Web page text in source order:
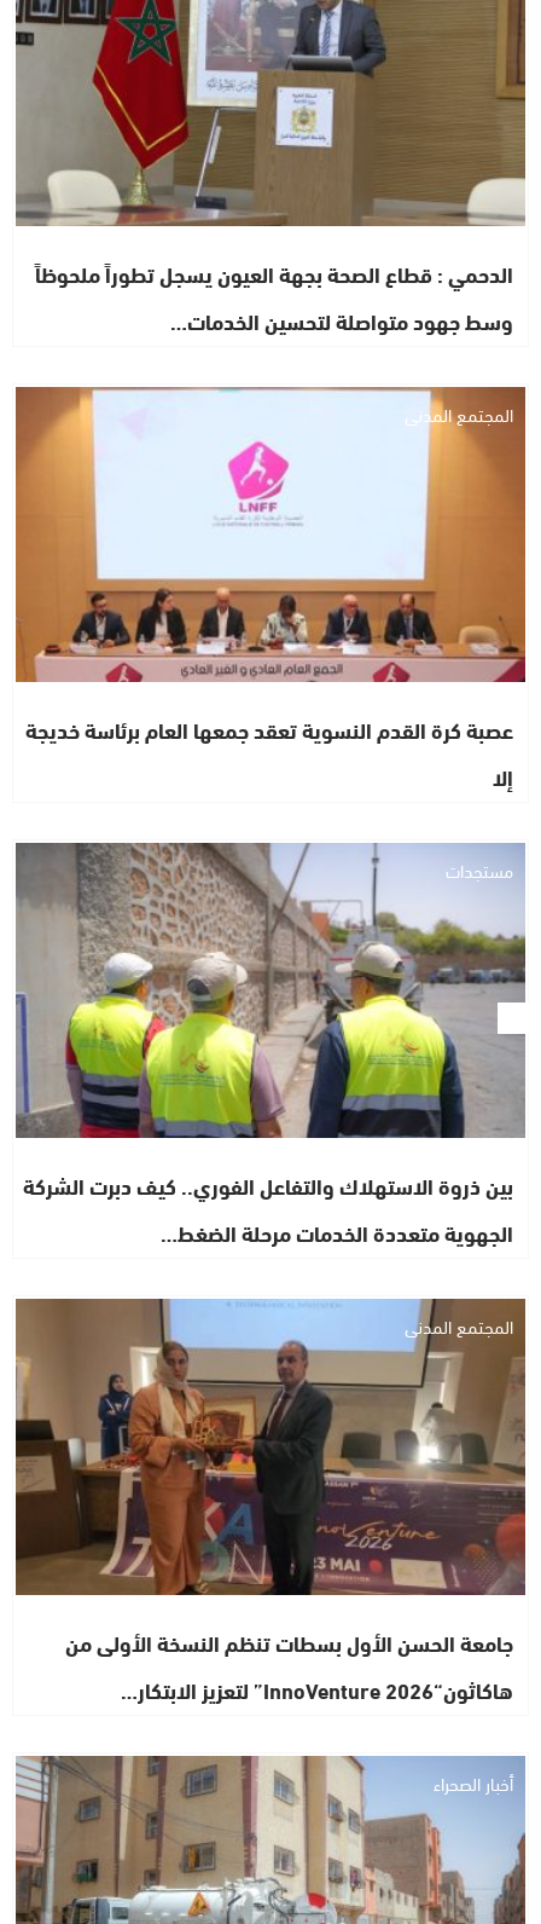
الدحمي : قطاع الصحة بجهة العيون يسجل تطوراً ملحوظاً
وسط جهود متواصلة لتحسين الخدمات…
المجتمع المدني
عصبة كرة القدم النسوية تعقد جمعها العام برئاسة خديجة
إلا
مستجدات
بين ذروة الاستهلاك والتفاعل الفوري.. كيف دبرت الشركة
الجهوية متعددة الخدمات مرحلة الضغط…
المجتمع المدني
جامعة الحسن الأول بسطات تنظم النسخة الأولى من
هاكاثون“InnoVenture 2026” لتعزيز الابتكار…
أخبار الصحراء